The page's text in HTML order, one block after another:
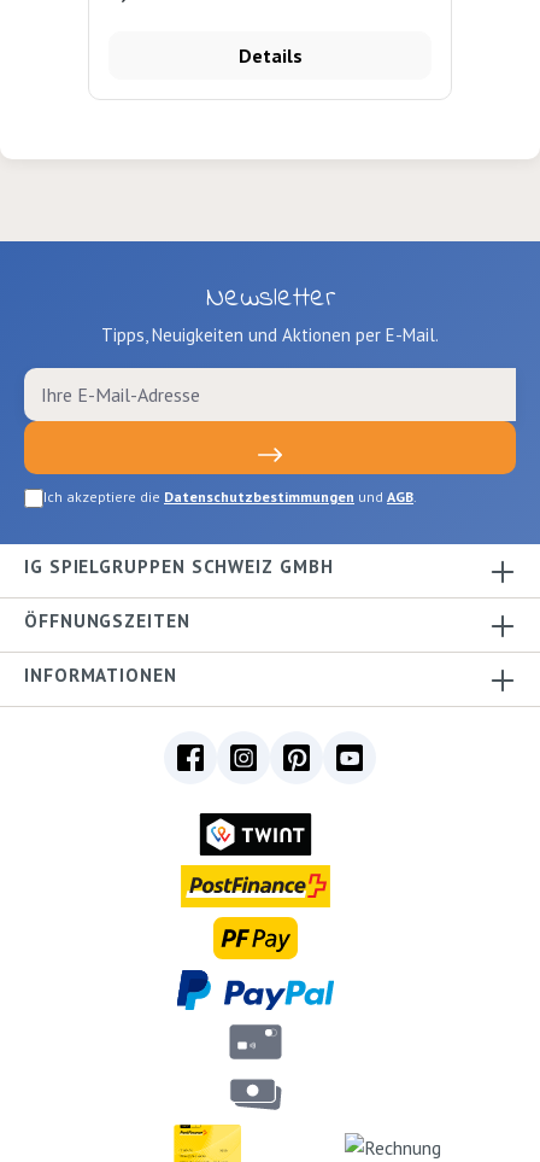
Details
Newsletter
Tipps, Neuigkeiten und Aktionen per E-Mail.
Ich akzeptiere die Datenschutzbestimmungen und AGB.
IG SPIELGRUPPEN SCHWEIZ GMBH
ÖFFNUNGSZEITEN
INFORMATIONEN